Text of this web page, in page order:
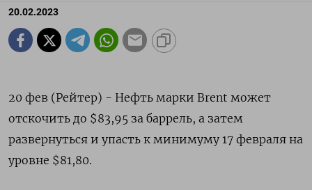
20.02.2023
20 фев (Рейтер) - Нефть марки Brent может
отскочить до $83,95 за баррель, а затем
развернуться и упасть к минимуму 17 февраля на
уровне $81,80.